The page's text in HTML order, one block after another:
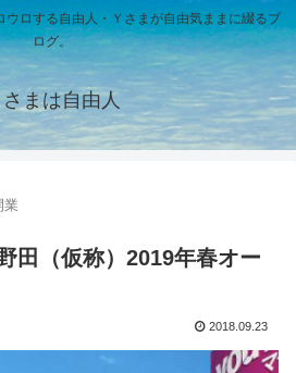
ウロする自由人・Ｙさまが自由気ままに綴るブ
ログ。
さまは自由人
業
田（仮称）2019年春オー
2018.09.23